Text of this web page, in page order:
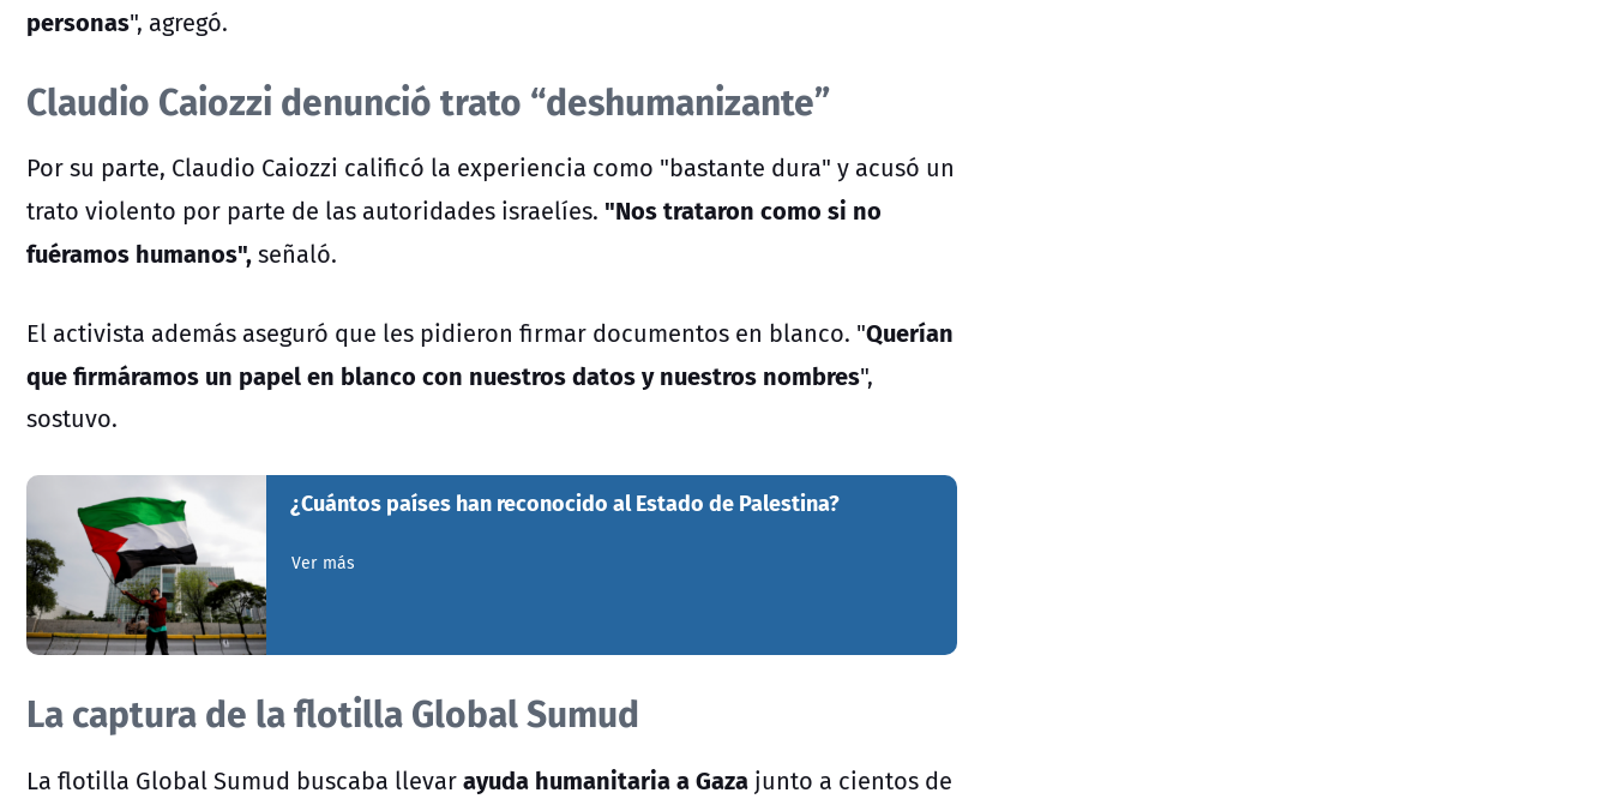
personas", agregó.
Claudio Caiozzi denunció trato “deshumanizante”
Por su parte, Claudio Caiozzi calificó la experiencia como "bastante dura" y acusó un
trato violento por parte de las autoridades israelíes. "Nos trataron como si no
fuéramos humanos",señaló.
El activista además aseguró que les pidieron firmar documentos en blanco. "Querían
que firmáramos un papel en blanco con nuestros datos y nuestros nombres",
sostuvo.
¿Cuántos países han reconocido al Estado de Palestina?
Ver más
La captura de la flotilla Global Sumud
La flotilla Global Sumud buscaba llevarayuda humanitaria a Gaza junto a cientos de